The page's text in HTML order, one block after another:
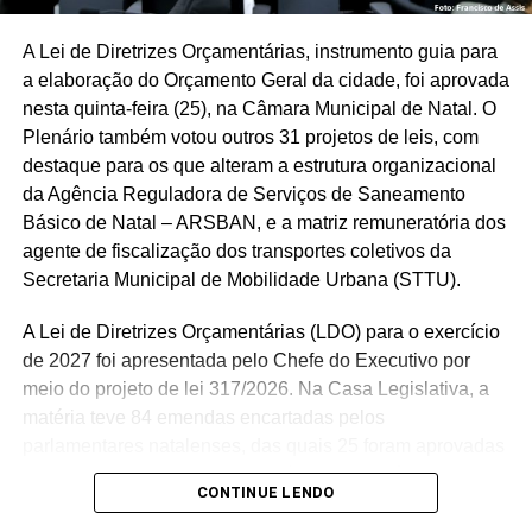
Texto: Ilana Albuquerque
Fotos: Verônica Macedo
caminho e espero que essa paixão se perpetue por muito
tempo”, disse.
Ex-presidente e conselheiro do clube, Rui Barbosa
destacou a tradição centenária do ABC e o papel da
torcida na construção dessa história. “O ABC tem uma
tradição muito forte. O decacampeonato conquistado faz
parte do Guinness Book e é motivo de muito orgulho.
Além disso, a torcida é realmente uma coisa fantástica.
paixão e essa identificação do torcedor com o clube”,
afirmou.
Vieira da Silva, José de Paiva Torres, Tarcísio Gonçalves,
Fernando Virgílio de Macedo Silva, José de Arimateia
A Lei de Diretrizes Orçamentárias, instrumento guia para
a elaboração do Orçamento Geral da cidade, foi aprovada
nesta quinta-feira (25), na Câmara Municipal de Natal. O
Plenário também votou outros 31 projetos de leis, com
destaque para os que alteram a estrutura organizacional
da Agência Reguladora de Serviços de Saneamento
Básico de Natal – ARSBAN, e a matriz remuneratória dos
agente de fiscalização dos transportes coletivos da
Secretaria Municipal de Mobilidade Urbana (STTU).
A Lei de Diretrizes Orçamentárias (LDO) para o exercício
de 2027 foi apresentada pelo Chefe do Executivo por
meio do projeto de lei 317/2026. Na Casa Legislativa, a
matéria teve 84 emendas encartadas pelos
de forma consensual pelo Plenário. “A LDO é um projeto
importantíssimo, e nós temos que aprová-la até o final do
CONTINUE LENDO